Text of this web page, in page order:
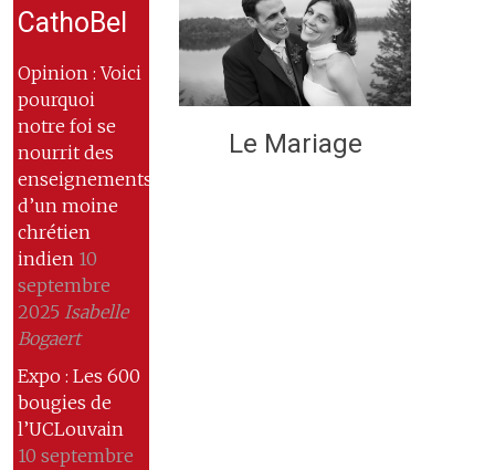
CathoBel
Opinion : Voici
pourquoi
notre foi se
nourrit des
enseignements
d’un moine
chrétien
indien 10
septembre
2025 Isabelle
Bogaert
Expo : Les 600
bougies de
l’UCLouvain
10 septembre
Le Mariage